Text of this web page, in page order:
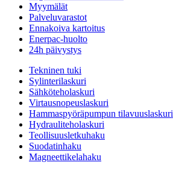
Myymälät
Palveluvarastot
Ennakoiva kartoitus
Enerpac-huolto
24h päivystys
Tekninen tuki
Sylinterilaskuri
Sähköteholaskuri
Virtausnopeuslaskuri
Hammaspyöräpumpun tilavuuslaskuri
Hydrauliteholaskuri
Teollisuusletkuhaku
Suodatinhaku
Magneettikelahaku